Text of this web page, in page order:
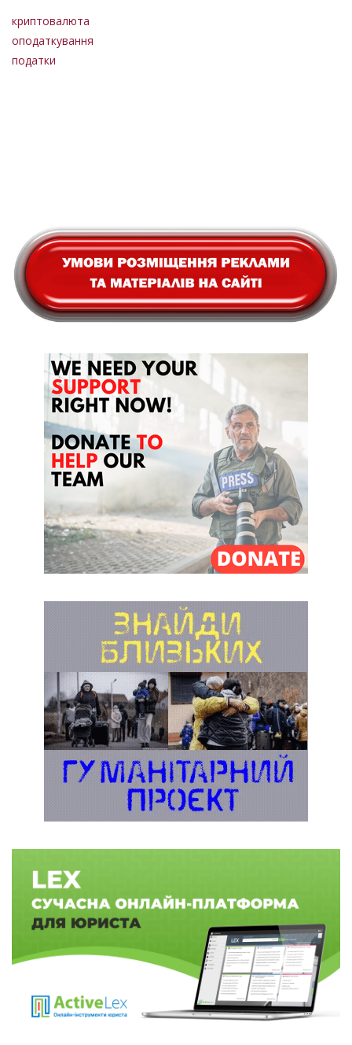
криптовалюта
оподаткування
податки